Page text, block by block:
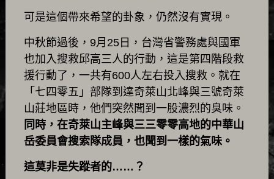
可是這個帶來希望的卦象，仍然沒有實現。
中秋節過後，9月25日，台灣省警務處與國軍
也加入搜救邱高三人的行動，這是第四階段救
援行動了，一共有600人左右投入搜救。就在
「七四零五」部隊到達奇萊山北峰與三號奇萊
山莊地區時，他們突然聞到一股濃烈的臭味。
同時，在奇萊山主峰與三三零零高地的中華山
岳委員會搜索隊成員，也聞到一樣的氣味。
這莫非是失蹤者的……？